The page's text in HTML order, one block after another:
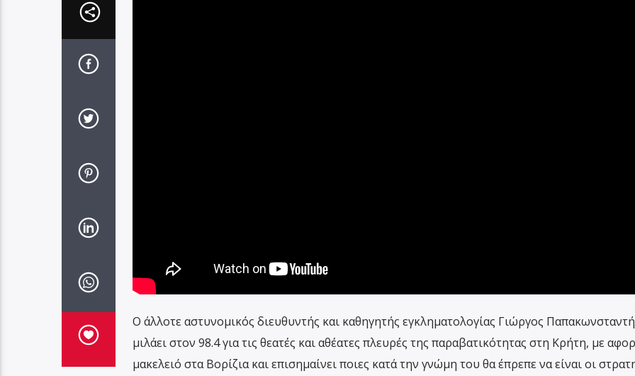
Ο άλλοτε αστυνομικός διευθυντής και καθηγητής εγκληματολογίας Γιώργος
μιλάει στον 98.4 για τις θεατές και αθέατες πλευρές της παραβατικότητας στη Κρήτη, με
μακελειό στα Βορίζια και επισημαίνει ποιες κατά την γνώμη του θα έπρεπε να είναι οι